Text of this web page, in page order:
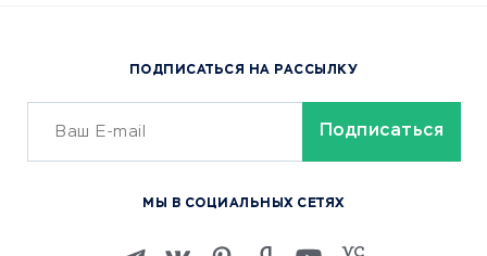
Сервисы доставки
ОБУЧЕНИЕ И РАБОТА
Изучение иностранных
ПОДПИСАТЬСЯ НА РАССЫЛКУ
МЫ В СОЦИАЛЬНЫХ СЕТЯХ